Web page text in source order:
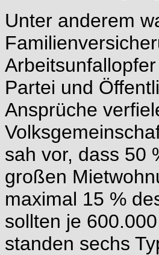
Unter anderem
Partei und
Ansprüche
sah vor, dass 50
großen
maximal 15 %
sollten je
standen sechs